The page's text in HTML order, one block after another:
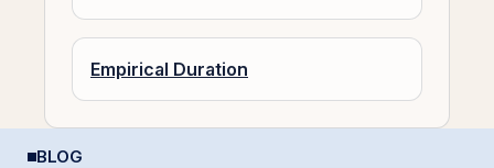
Empirical Duration
BLOG